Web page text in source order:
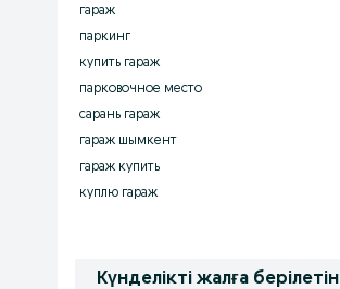
гараж
паркинг
купить гараж
парковочное место
сарань гараж
гараж шымкент
гараж купить
куплю гараж
Күнделікті жалға